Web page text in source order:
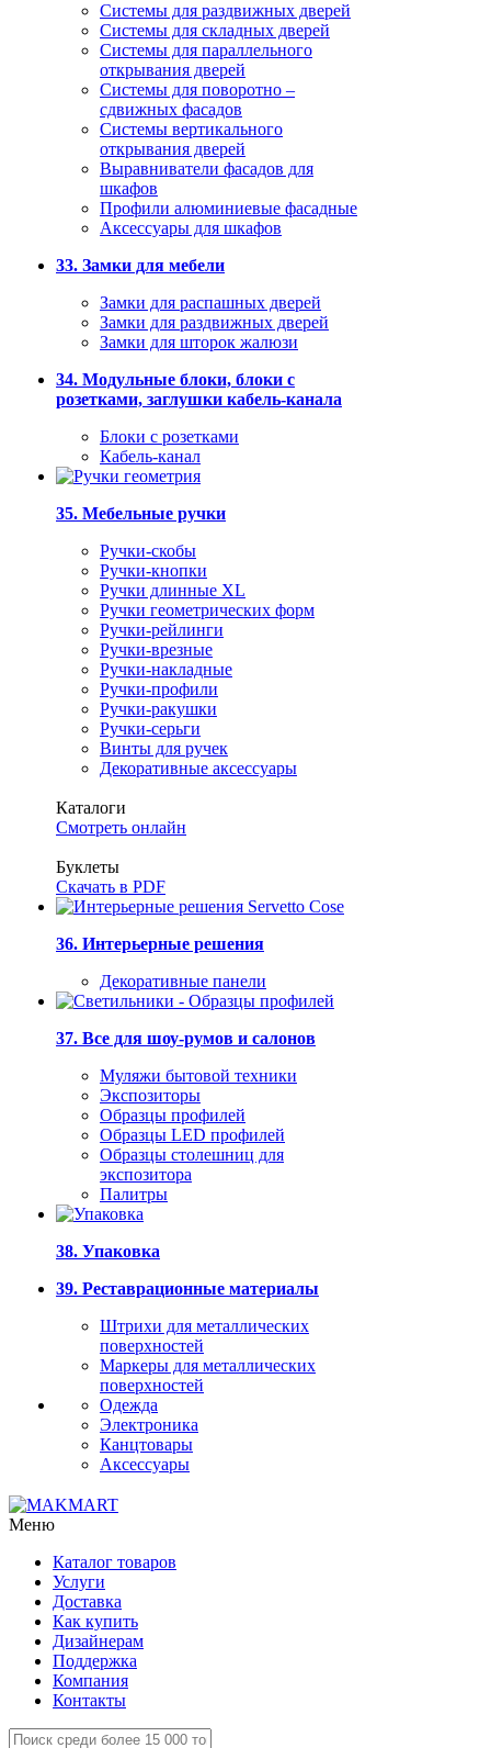
Системы для раздвижных дверей
Системы для складных дверей
Системы для параллельного
открывания дверей
Системы для поворотно –
сдвижных фасадов
Системы вертикального
открывания дверей
Выравниватели фасадов для
шкафов
Профили алюминиевые фасадные
Аксессуары для шкафов
33. Замки для мебели
Замки для распашных дверей
Замки для раздвижных дверей
Замки для шторок жалюзи
34. Модульные блоки, блоки с
розетками, заглушки кабель-канала
Блоки с розетками
Кабель-канал
35. Мебельные ручки
Ручки-скобы
Ручки-кнопки
Ручки длинные XL
Ручки геометрических форм
Ручки-рейлинги
Ручки-врезные
Ручки-накладные
Ручки-профили
Ручки-ракушки
Ручки-серьги
Винты для ручек
Декоративные аксессуары
Каталоги
Смотреть онлайн
Буклеты
Скачать в PDF
36. Интерьерные решения
Декоративные панели
37. Все для шоу-румов и салонов
Муляжи бытовой техники
Экспозиторы
Образцы профилей
Образцы LED профилей
Образцы столешниц для
экспозитора
Палитры
38. Упаковка
39. Реставрационные материалы
Штрихи для металлических
поверхностей
Маркеры для металлических
поверхностей
Одежда
Электроника
Канцтовары
Аксессуары
Меню
Каталог товаров
Услуги
Доставка
Как купить
Дизайнерам
Поддержка
Компания
Контакты